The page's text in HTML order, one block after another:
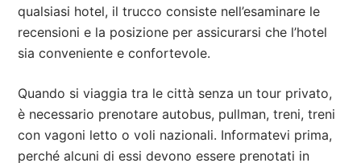
qualsiasi hotel, il trucco consiste nell’esaminare le
recensioni e la posizione per assicurarsi che l’hotel
sia conveniente e confortevole.
Quando si viaggia tra le città senza un tour privato,
è necessario prenotare autobus, pullman, treni, treni
con vagoni letto o voli nazionali. Informatevi prima,
perché alcuni di essi devono essere prenotati in